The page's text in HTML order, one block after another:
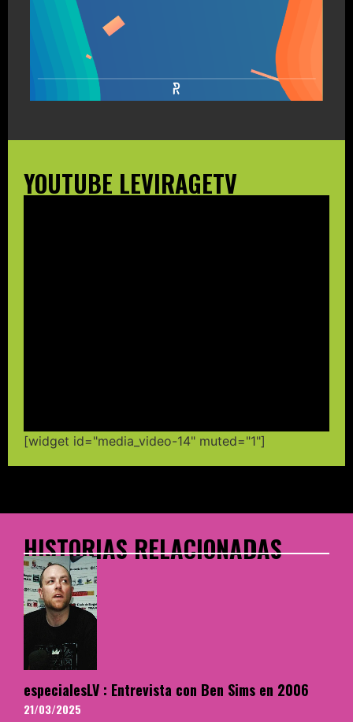
YOUTUBE LEVIRAGETV
[widget id="media_video-14" muted="1"]
HISTORIAS RELACIONADAS
especialesLV : Entrevista con Ben Sims en 2006
21/03/2025